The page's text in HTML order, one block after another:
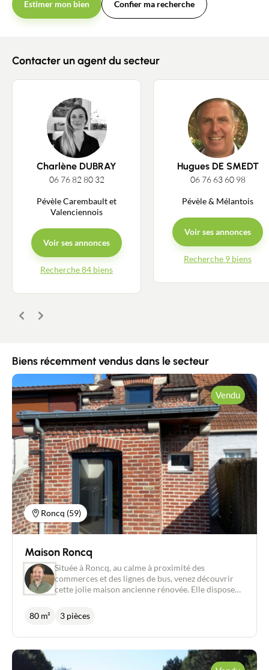
Estimer mon bien Confier ma recherche
Contacter un agent du secteur
Charlène DUBRAY
06 76 82 80 32
Pévèle Carembault et
Valenciennois
Voir ses annonces
Recherche 84 biens
Hugues DE SMEDT
06 76 63 60 98
Pévèle & Mélantois
Voir ses annonces
Recherche 9 biens
Précédent
Suivant
Biens récemment vendus dans le secteur
Roncq (59)
Vendu
Maison Roncq
Située à Roncq, au calme à proximité des
commerces et des lignes de bus, venez découvrir
cette jolie maison ancienne rénovée. Elle dispose
cuisine équipée ouverte. A l'étage, on retrouve une
chambre avec dressing , une chambre enfant avec
garage pour vélos viennent parfaire ce bien.
Stationnement facile à proximité de la maison!
80 m² 3 pièces